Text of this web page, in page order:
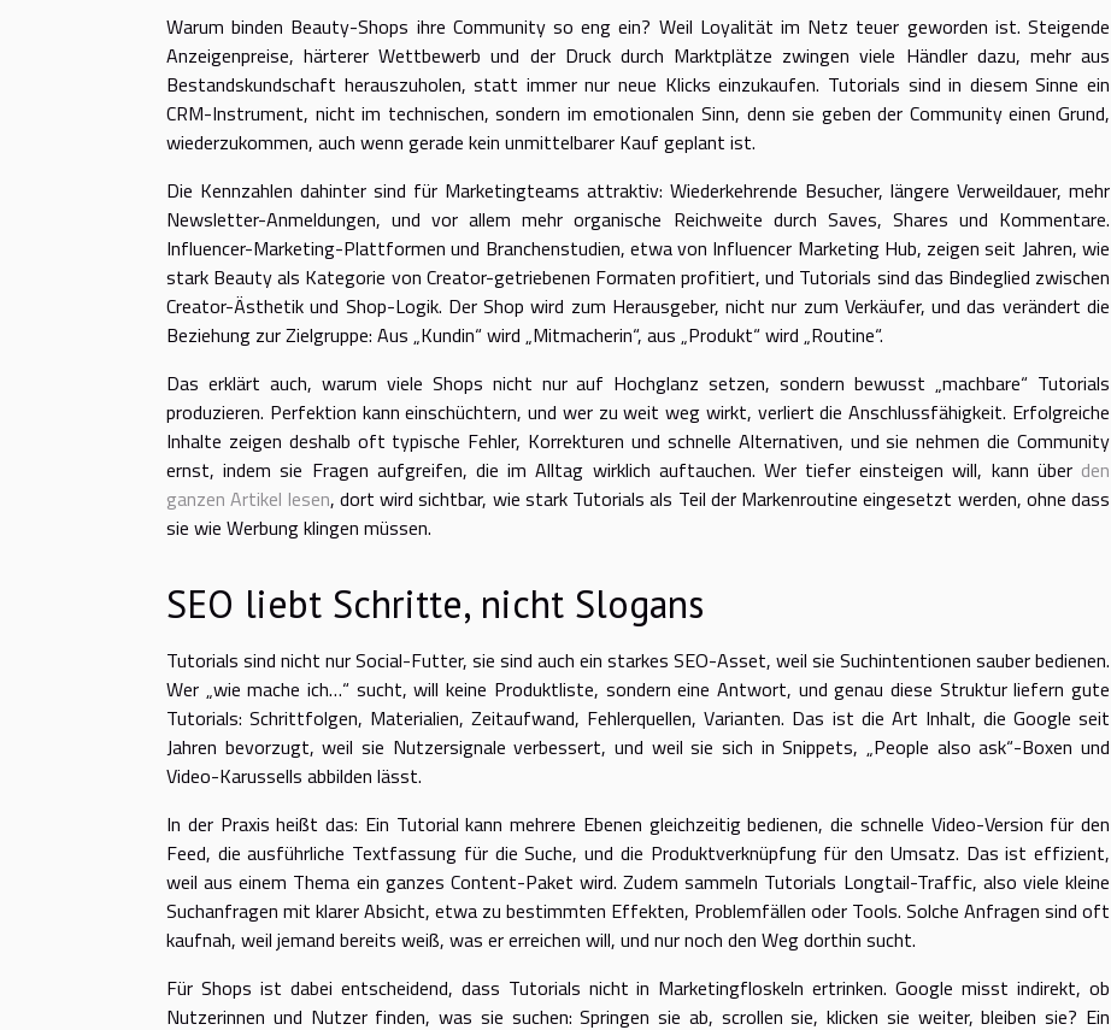
Warum binden Beauty-Shops ihre Community so eng ein? Weil Loyalität im Netz teuer geworden ist. Steigende
Anzeigenpreise, härterer Wettbewerb und der Druck durch Marktplätze zwingen viele Händler dazu, mehr aus
Bestandskundschaft herauszuholen, statt immer nur neue Klicks einzukaufen. Tutorials sind in diesem Sinne ein
CRM-Instrument, nicht im technischen, sondern im emotionalen Sinn, denn sie geben der Community einen Grund,
wiederzukommen, auch wenn gerade kein unmittelbarer Kauf geplant ist.
Die Kennzahlen dahinter sind für Marketingteams attraktiv: Wiederkehrende Besucher, längere Verweildauer, mehr
Newsletter-Anmeldungen, und vor allem mehr organische Reichweite durch Saves, Shares und Kommentare.
Influencer-Marketing-Plattformen und Branchenstudien, etwa von Influencer Marketing Hub, zeigen seit Jahren, wie
stark Beauty als Kategorie von Creator-getriebenen Formaten profitiert, und Tutorials sind das Bindeglied zwischen
Creator-Ästhetik und Shop-Logik. Der Shop wird zum Herausgeber, nicht nur zum Verkäufer, und das verändert die
Beziehung zur Zielgruppe: Aus „Kundin“ wird „Mitmacherin“, aus „Produkt“ wird „Routine“.
Das erklärt auch, warum viele Shops nicht nur auf Hochglanz setzen, sondern bewusst „machbare“ Tutorials
produzieren. Perfektion kann einschüchtern, und wer zu weit weg wirkt, verliert die Anschlussfähigkeit. Erfolgreiche
Inhalte zeigen deshalb oft typische Fehler, Korrekturen und schnelle Alternativen, und sie nehmen die Community
ernst, indem sie Fragen aufgreifen, die im Alltag wirklich auftauchen. Wer tiefer einsteigen will, kann über den
ganzen Artikel lesen, dort wird sichtbar, wie stark Tutorials als Teil der Markenroutine eingesetzt werden, ohne dass
sie wie Werbung klingen müssen.
SEO liebt Schritte, nicht Slogans
Tutorials sind nicht nur Social-Futter, sie sind auch ein starkes SEO-Asset, weil sie Suchintentionen sauber bedienen.
Wer „wie mache ich…“ sucht, will keine Produktliste, sondern eine Antwort, und genau diese Struktur liefern gute
Tutorials: Schrittfolgen, Materialien, Zeitaufwand, Fehlerquellen, Varianten. Das ist die Art Inhalt, die Google seit
Jahren bevorzugt, weil sie Nutzersignale verbessert, und weil sie sich in Snippets, „People also ask“-Boxen und
Video-Karussells abbilden lässt.
In der Praxis heißt das: Ein Tutorial kann mehrere Ebenen gleichzeitig bedienen, die schnelle Video-Version für den
Feed, die ausführliche Textfassung für die Suche, und die Produktverknüpfung für den Umsatz. Das ist effizient,
weil aus einem Thema ein ganzes Content-Paket wird. Zudem sammeln Tutorials Longtail-Traffic, also viele kleine
Suchanfragen mit klarer Absicht, etwa zu bestimmten Effekten, Problemfällen oder Tools. Solche Anfragen sind oft
kaufnah, weil jemand bereits weiß, was er erreichen will, und nur noch den Weg dorthin sucht.
Für Shops ist dabei entscheidend, dass Tutorials nicht in Marketingfloskeln ertrinken. Google misst indirekt, ob
Nutzerinnen und Nutzer finden, was sie suchen: Springen sie ab, scrollen sie, klicken sie weiter, bleiben sie? Ein